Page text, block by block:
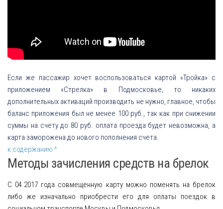
Если же пассажир хочет воспользоваться картой «Тройка» с
приложением «Стрелка» в Подмосковье, то никаких
дополнительных активаций производить не нужно, главное, чтобы
баланс приложения был не менее 100 руб., так как при снижении
суммы на счету до 80 руб. оплата проезда будет невозможна, а
карта заморожена до нового пополнения счета.
к содержанию ^
Методы зачисления средств на брелок
С 04.2017 года совмещенную карту можно поменять на брелок
либо же изначально приобрести его для оплаты поездок в